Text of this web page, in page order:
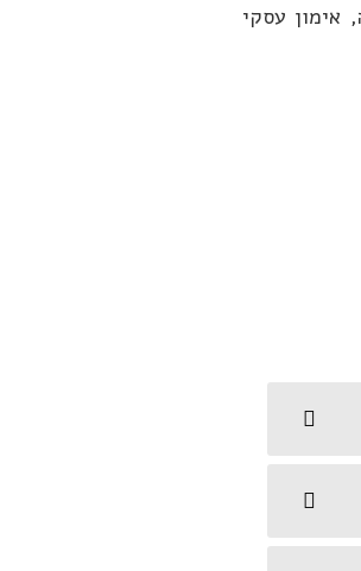
אימון עסקי